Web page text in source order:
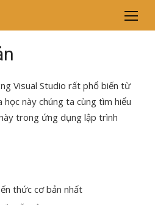
Visual Studio rất phổ biến từ
này chúng ta cùng tìm hiểu
trong ứng dụng lập trình
thức cơ bản nhất